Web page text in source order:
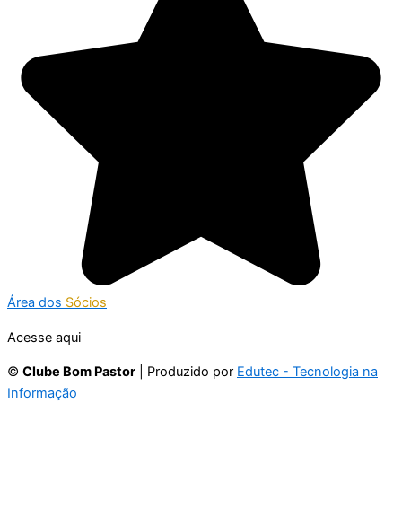
Área dos Sócios
Acesse aqui
© Clube Bom Pastor | Produzido por Edutec - Tecnologia na
Informação